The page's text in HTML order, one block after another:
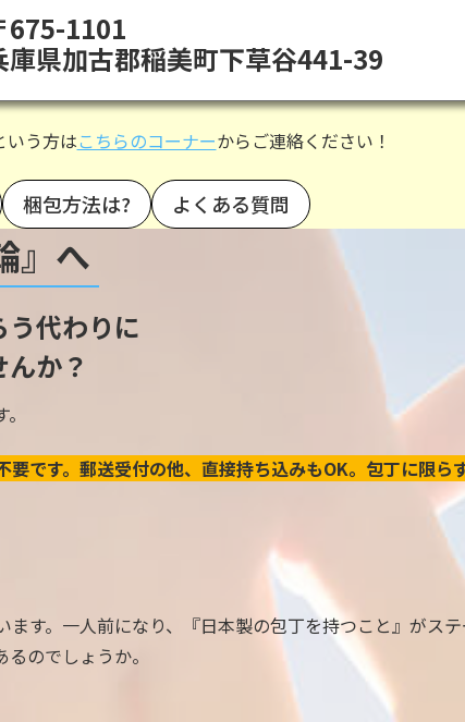
675-1101
庫県加古郡稲美町下草谷441-39
いう方はこちらのコーナーからご連絡ください！
梱包方法は? よくある質問
』へ
代わりに
か？
です。郵送受付の他、直接持ち込みもOK。包丁に限ら
ます。一人前になり、『日本製の包丁を持つこと』がス
のでしょうか。